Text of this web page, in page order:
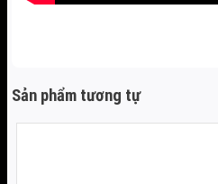
Sản phẩm tương tự